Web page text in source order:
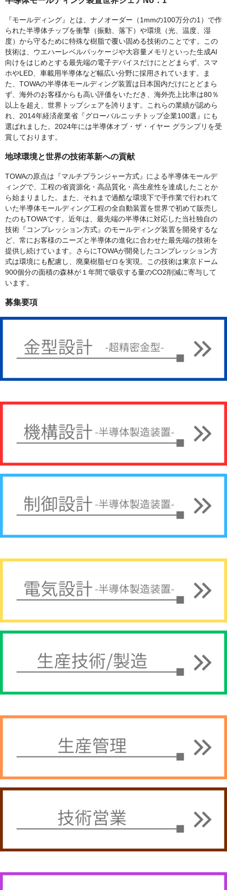
『モールディング』とは、ナノオーダー（1mmの100万分の1）で作
られた半導体チップを衝撃（振動、落下）や環境（光、温度、湿
度）から守るために特殊な樹脂で覆い固める技術のことです。この
技術は、ウエハーレベルパッケージや大容量メモリといった生成AI
向けをはじめとする最先端の電子デバイスだけにとどまらず、スマ
ホやLED、車載用半導体など幅広い分野に採用されています。ま
た、TOWAの半導体モールディング装置は日本国内だけにとどまら
ず、海外のお客様からも高い評価をいただき、海外売上比率は80％
以上を超え、世界トップシェアを誇ります。これらの業績が認めら
れ、2014年経済産業省『グローバルニッチトップ企業100選』にも
選ばれました。2024年には半導体オブ・ザ・イヤー グランプリを受
賞しております。
地球環境と世界の技術革新への貢献
TOWAの原点は『マルチプランジャー方式』による半導体モールデ
ィングで、工程の省資源化・高品質化・高生産性を達成したことか
ら始まりました。また、それまで過酷な環境下で手作業で行われて
いた半導体モールディング工程の全自動装置を世界で初めて販売し
たのもTOWAです。近年は、最先端の半導体に対応した当社独自の
技術『コンプレッション方式』のモールディング装置を開発するな
ど、常にお客様のニーズと半導体の進化に合わせた最先端の技術を
提供し続けています。さらにTOWAが開発したコンプレッション方
式は環境にも配慮し、廃棄樹脂ゼロを実現。この技術は東京ドーム
900個分の面積の森林が１年間で吸収する量のCO2削減に寄与して
います。
募集要項